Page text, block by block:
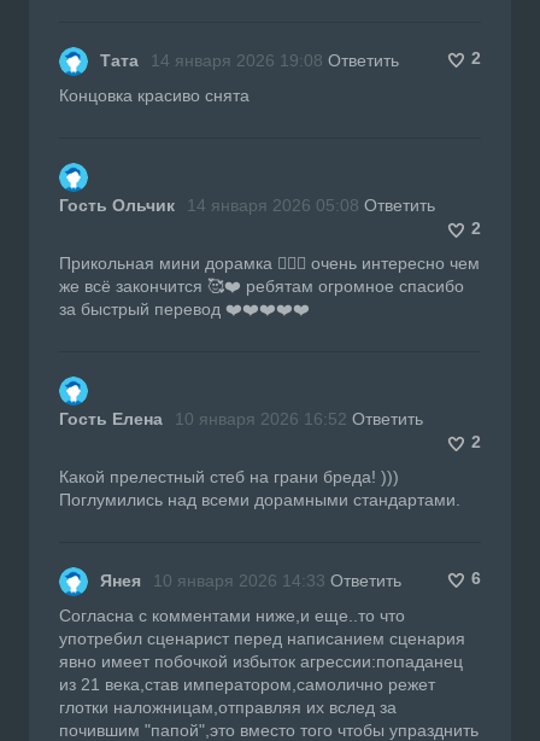
Тата 14 января 2026 19:08 Ответить
2
Концовка красиво снята
Гость Ольчик 14 января 2026 05:08 Ответить
2
Прикольная мини дорамка 👍🏼🔥 очень интересно чем
же всё закончится 🥰❤️ ребятам огромное спасибо
за быстрый перевод ❤️❤️❤️❤️❤️
Гость Елена 10 января 2026 16:52 Ответить
2
Какой прелестный стеб на грани бреда! )))
Поглумились над всеми дорамными стандартами.
Янея 10 января 2026 14:33 Ответить
6
Согласна с комментами ниже,и еще..то что
употребил сценарист перед написанием сценария
явно имеет побочкой избыток агрессии:попаданец
из 21 века,став императором,самолично режет
глотки наложницам,отправляя их вслед за
почившим "папой",это вместо того чтобы упразднить